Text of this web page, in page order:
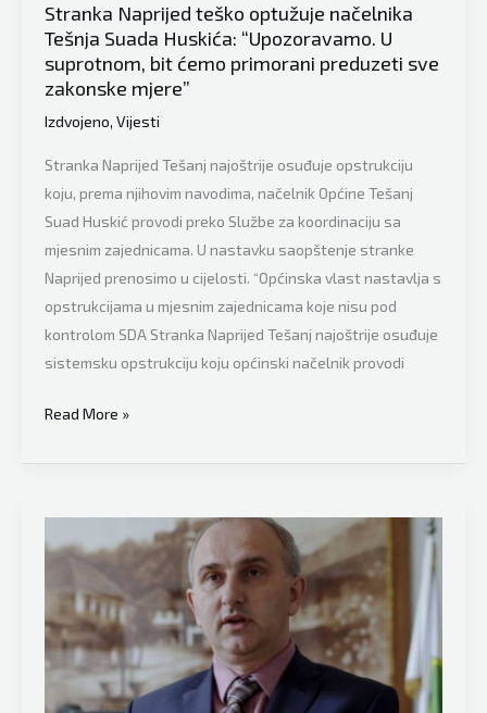
Stranka Naprijed teško optužuje načelnika
Tešnja Suada Huskića: “Upozoravamo. U
suprotnom, bit ćemo primorani preduzeti sve
zakonske mjere”
Izdvojeno, Vijesti
Stranka Naprijed Tešanj najoštrije osuđuje opstrukciju
koju, prema njihovim navodima, načelnik Općine Tešanj
Suad Huskić provodi preko Službe za koordinaciju sa
mjesnim zajednicama. U nastavku saopštenje stranke
Naprijed prenosimo u cijelosti. “Općinska vlast nastavlja s
opstrukcijama u mjesnim zajednicama koje nisu pod
kontrolom SDA Stranka Naprijed Tešanj najoštrije osuđuje
sistemsku opstrukciju koju općinski načelnik provodi
Stranka
teško
Tešnja
Huskića:
“Upozoravamo.
U
suprotnom,
Read More »